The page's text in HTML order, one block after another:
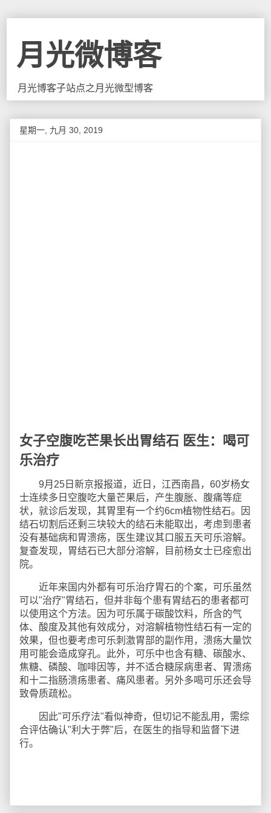
月光微博客
月光博客子站点之月光微型博客
星期一, 九月 30, 2019
女子空腹吃芒果长出胃结石 医生：喝可
乐治疗
9月25日新京报报道，近日，江西南昌，60岁杨女
士连续多日空腹吃大量芒果后，产生腹胀、腹痛等症
状，就诊后发现，其胃里有一个约6cm植物性结石。因
结石切割后还剩三块较大的结石未能取出，考虑到患者
没有基础病和胃溃疡，医生建议其口服五天可乐溶解。
复查发现，胃结石已大部分溶解，目前杨女士已痊愈出
院。
近年来国内外都有可乐治疗胃石的个案，可乐虽然
可以"治疗"胃结石，但并非每个患有胃结石的患者都可
以使用这个方法。因为可乐属于碳酸饮料，所含的气
体、酸度及其他有效成分，对溶解植物性结石有一定的
效果，但也要考虑可乐刺激胃部的副作用，溃疡大量饮
用可能会造成穿孔。此外，可乐中也含有糖、碳酸水、
焦糖、磷酸、咖啡因等，并不适合糖尿病患者、胃溃疡
和十二指肠溃疡患者、痛风患者。另外多喝可乐还会导
致骨质疏松。
因此"可乐疗法"看似神奇，但切记不能乱用，需综
合评估确认"利大于弊"后，在医生的指导和监督下进
行。